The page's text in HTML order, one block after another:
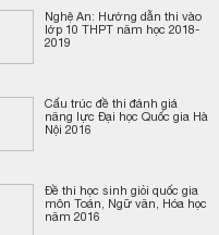
Nghệ An: Hướng dẫn thi vào
lớp 10 THPT năm học 2018-
2019
Cấu trúc đề thi đánh giá
năng lực Đại học Quốc gia Hà
Nội 2016
Đề thi học sinh giỏi quốc gia
môn Toán, Ngữ văn, Hóa học
năm 2016